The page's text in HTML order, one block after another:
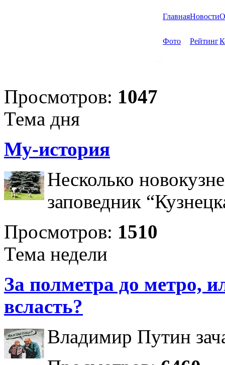
ГлавнаяНовости
Фото Рейтинг
Просмотров: 1047
Тема дня
Му-история
Несколько
заповедник
Просмотров: 1510
Тема недели
За полметра до метро,
всласть?
Владимир Путин